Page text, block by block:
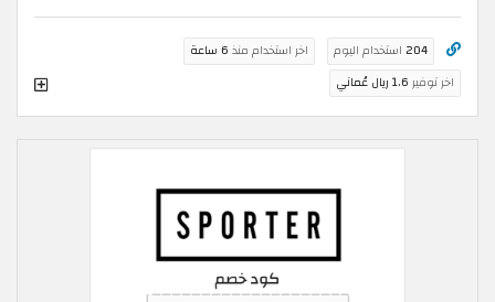
204 استخدام اليوم اخر استخدام منذ 6 ساعة
اخر توفير 1.6 ريال عُماني